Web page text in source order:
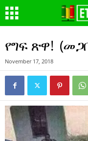
የግፍ ጽዋ!
November 17, 2018